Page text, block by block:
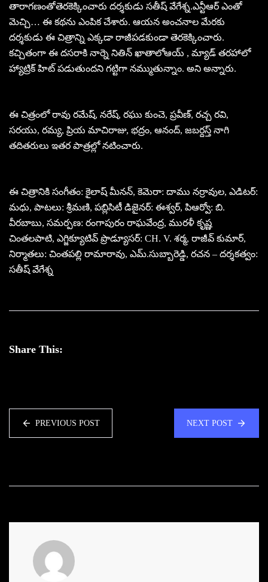
తారాగణంతోతెరకెక్కించారు దర్శకుడు సతీష్ వేగేశ్న.ఎన్టీఆర్ ఎంతో
మెచ్చి… ఈ కథను ఎంపిక చేశారు. ఆయన అంచనాల మేరకు
దర్శకుడు ఈ చిత్రాన్ని ఎక్కడా రాజీపడకుండా తెరకెక్కించారు.
కచ్చితంగా ఈ దసరాకి నార్నె నితిన్ ఖాతాలోఆయ్ , మ్యాడ్ తరహాలో
హ్యాట్రిక్ హిట్ పడుతుందని గట్టిగా నమ్ముతున్నాం. అని అన్నారు.
ఈ చిత్రంలో రావు రమేష్, నరేష్, రఘు కుంచె, ప్రవీణ్, రచ్చ రవి,
సరయు, రమ్య, ప్రియ మాచిరాజు, భద్రం, ఆనంద్, జబర్దస్త్ నాగి
తదితరులు ఇతర పాత్రల్లో నటించారు.
ఈ చిత్రానికి సంగీతం: కైలాష్ మీనన్, కెమెరా: దాము నర్రావుల, ఎడిటర్:
మధు, పాటలు: శ్రీమణి, పబ్లిసిటీ డిజైనర్: ఈశ్వర్, పిఆర్వో: బి.
వీరబాబు, సమర్పణ: రంగాపురం రాఘవేంద్ర, మురళీ కృష్ణ
చింతలపాటి, ఎగ్జిక్యూటివ్ ప్రొడ్యూసర్: CH. V. శర్మ, రాజీవ్ కుమార్,
నిర్మాతలు: చింతపల్లి రామారావు, ఎమ్.సుబ్బారెడ్డి, రచన – దర్శకత్వం:
సతీష్ వేగేశ్న
Share This:
PREVIOUS POST NEXT POST